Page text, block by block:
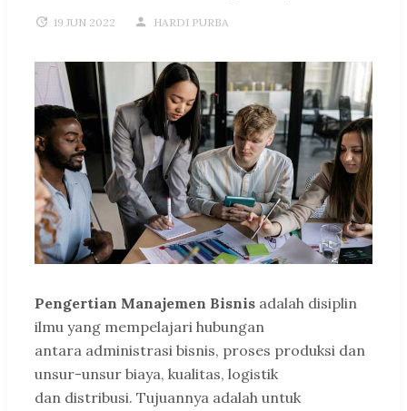
19 JUN 2022 HARDI PURBA
Pengertian Manajemen Bisnis adalah disiplin
ilmu yang mempelajari hubungan
antara administrasi bisnis, proses produksi dan
unsur-unsur biaya, kualitas, logistik
dan distribusi. Tujuannya adalah untuk